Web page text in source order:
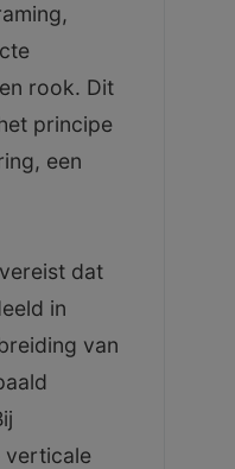
rook. Dit
principe
een
dat
in
van
verticale